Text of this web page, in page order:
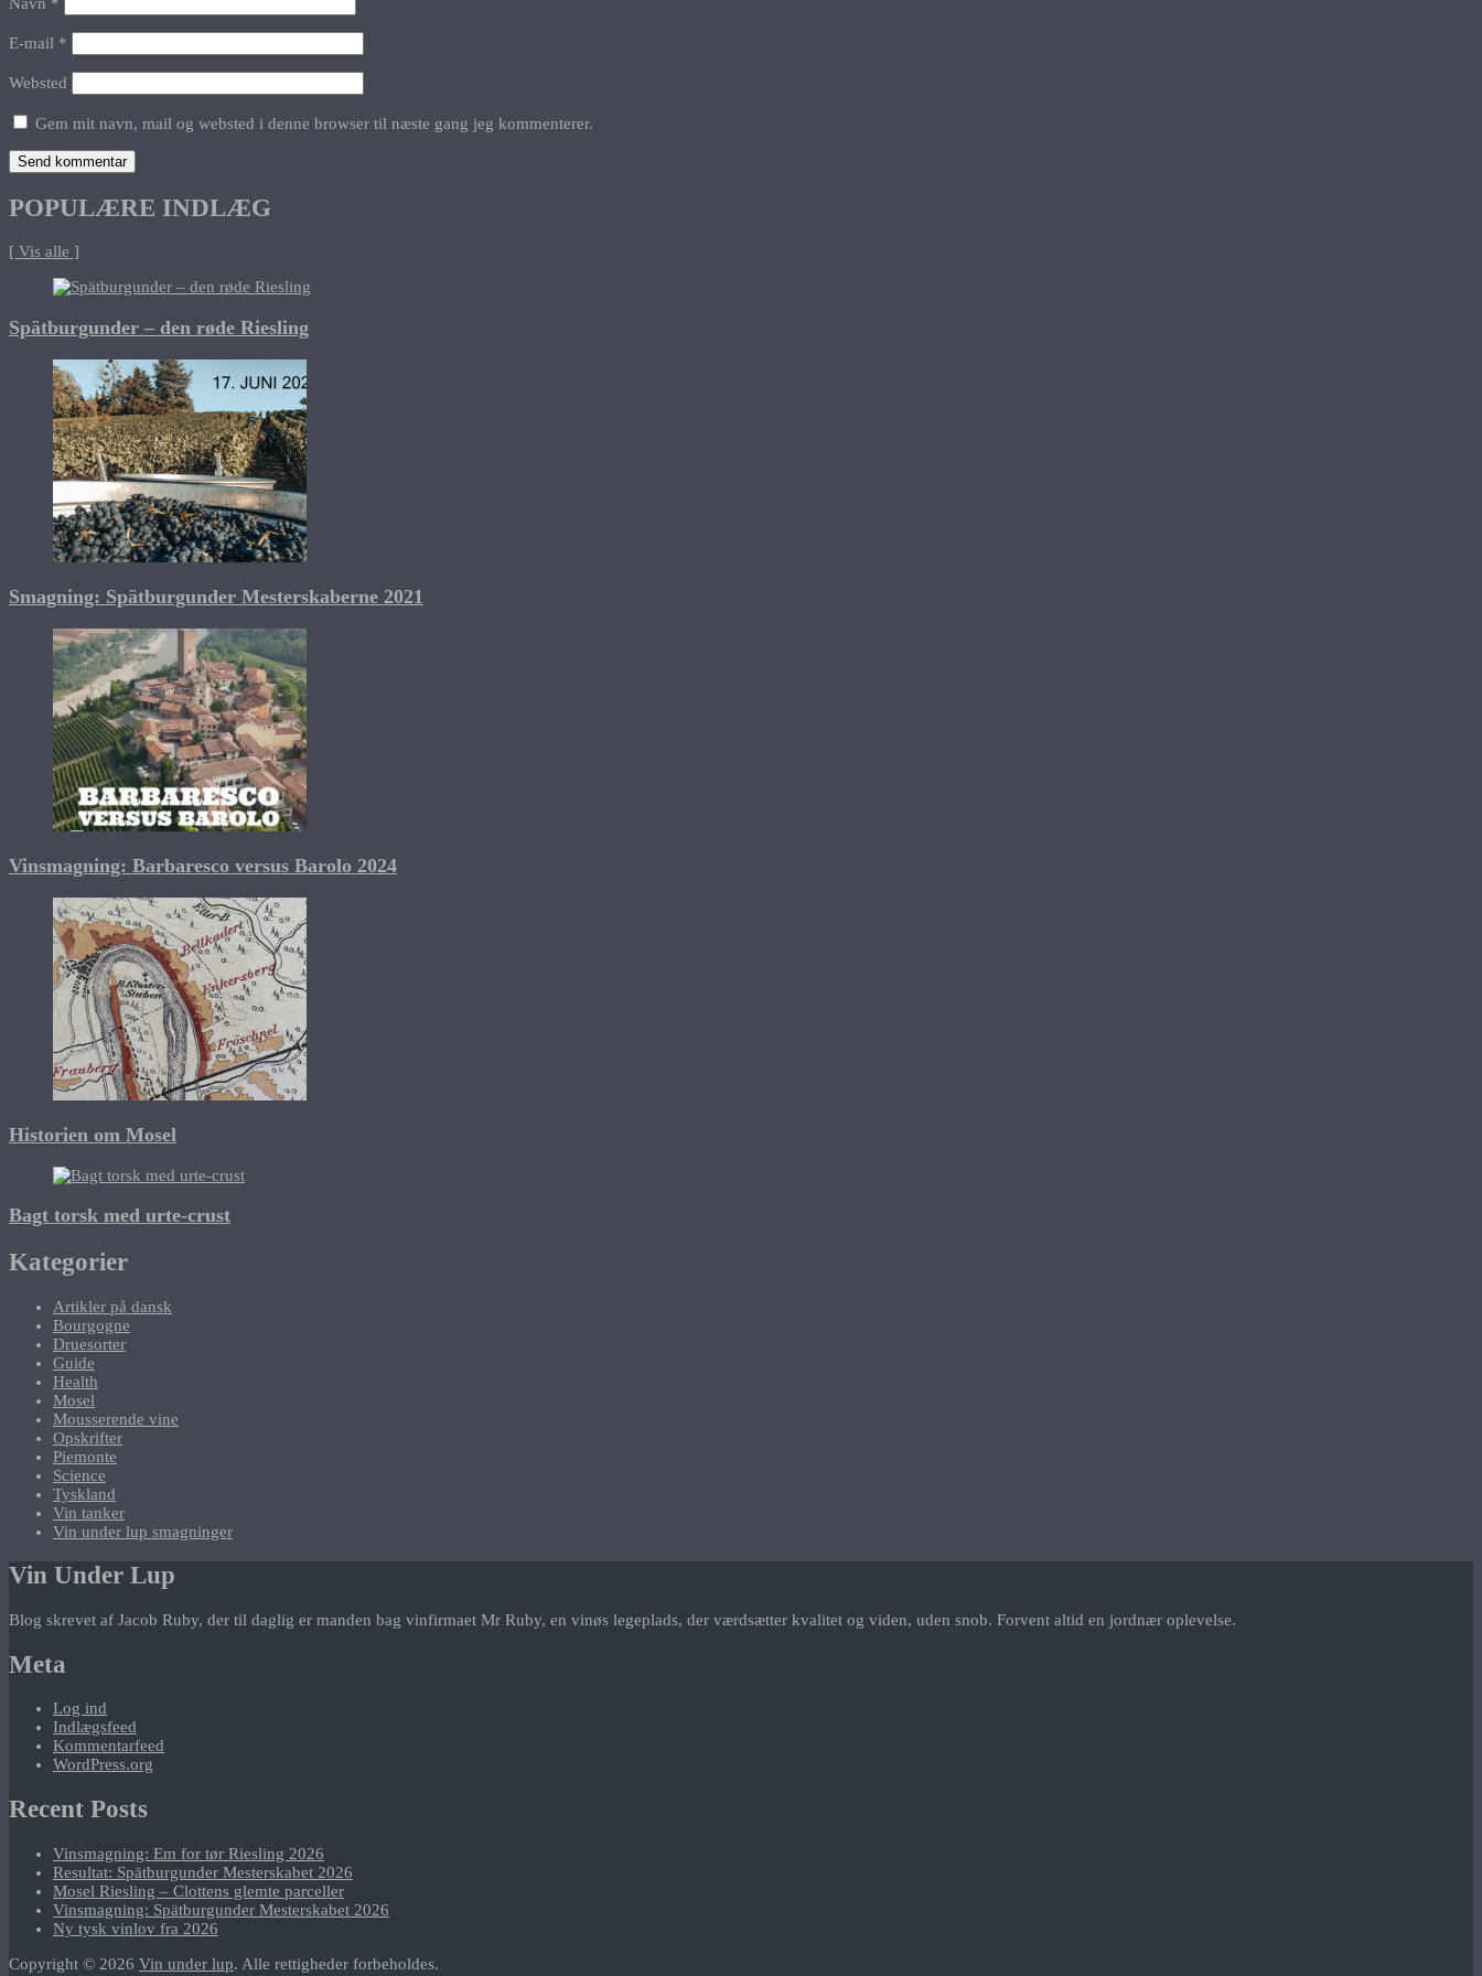
E-mail *
Websted
Gem mit navn, mail og websted i denne browser til næste gang jeg kommenterer.
POPULÆRE INDLÆG
[ Vis alle ]
Spätburgunder – den røde Riesling
Smagning: Spätburgunder Mesterskaberne 2021
Vinsmagning: Barbaresco versus Barolo 2024
Historien om Mosel
Bagt torsk med urte-crust
Kategorier
Artikler på dansk
Bourgogne
Druesorter
Guide
Health
Mosel
Mousserende vine
Opskrifter
Piemonte
Science
Tyskland
Vin tanker
Vin under lup smagninger
Vin Under Lup
Blog skrevet af Jacob Ruby, der til daglig er manden bag vinfirmaet Mr Ruby, en vinøs legeplads, der værdsætter kvalitet og viden, uden snob. Forvent altid en jordnær oplevelse.
Meta
Log ind
Indlægsfeed
Kommentarfeed
WordPress.org
Recent Posts
Vinsmagning: Em for tør Riesling 2026
Resultat: Spätburgunder Mesterskabet 2026
Mosel Riesling – Clottens glemte parceller
Vinsmagning: Spätburgunder Mesterskabet 2026
Ny tysk vinlov fra 2026
Copyright © 2026 Vin under lup. Alle rettigheder forbeholdes.